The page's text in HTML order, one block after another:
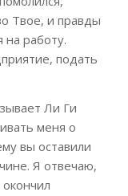
Твое, и правды
на работу.
подать
Ли Ги
меня о
вы оставили
Я отвечаю,